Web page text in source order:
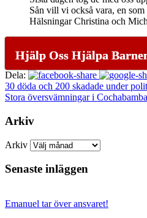
Sån vill vi också vara, en
Hälsningar Christina och
Hjälp Oss Hjälpa
Dela:
30 döda och 200 skadade under
Stora översvämningar i
Arkiv
Arkiv
Senaste inläggen
Emanuel tar över ansvaret!